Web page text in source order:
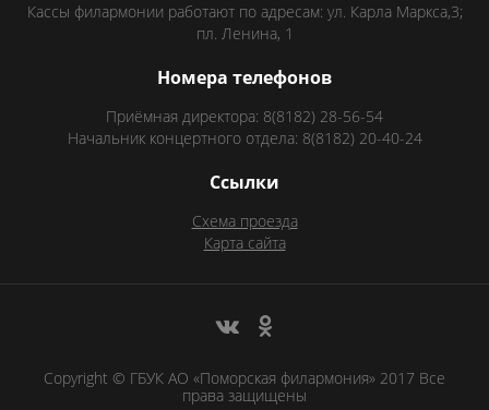
Кассы филармонии работают по адресам: ул. Карла Маркса,3;
пл. Ленина, 1
Номера телефонов
Приёмная директора: 8(8182) 28-56-54
Начальник концертного отдела: 8(8182) 20-40-24
Ссылки
Схема проезда
Карта сайта
Copyright © ГБУК АО «Поморская филармония» 2017 Все
права защищены